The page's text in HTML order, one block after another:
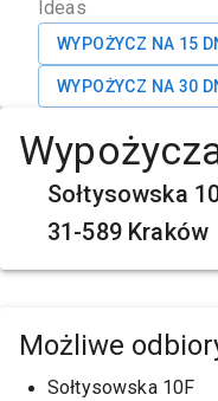
Ideas
WYPOŻYCZ NA 15
WYPOŻYCZ NA 30
Sołtysowska
31-589 Kraków
Możliwe
Sołtysowska 10F